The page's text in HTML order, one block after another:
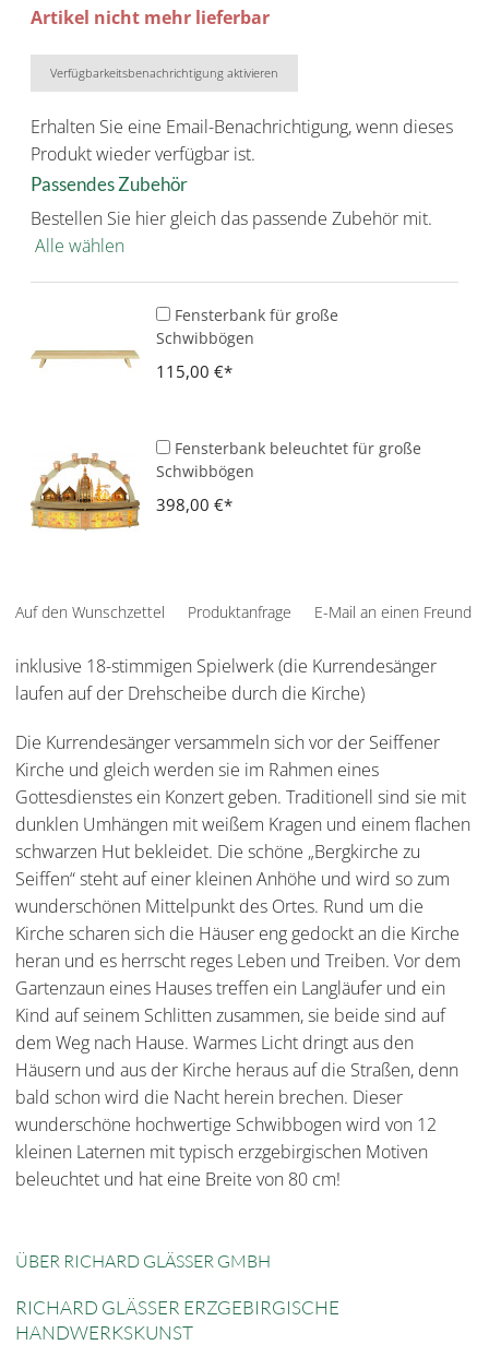
Artikel nicht mehr lieferbar
Verfügbarkeitsbenachrichtigung aktivieren
Erhalten Sie eine Email-Benachrichtigung, wenn dieses
Produkt wieder verfügbar ist.
Passendes Zubehör
Bestellen Sie hier gleich das passende Zubehör mit.
Alle wählen
Fensterbank für große
Schwibbögen
115,00 €
Fensterbank beleuchtet für große
Schwibbögen
398,00 €
Auf den Wunschzettel Produktanfrage E-Mail an einen Freund
inklusive 18-stimmigen Spielwerk (die Kurrendesänger
laufen auf der Drehscheibe durch die Kirche)
Die Kurrendesänger versammeln sich vor der Seiffener
Kirche und gleich werden sie im Rahmen eines
Gottesdienstes ein Konzert geben. Traditionell sind sie mit
dunklen Umhängen mit weißem Kragen und einem flachen
schwarzen Hut bekleidet. Die schöne „Bergkirche zu
Seiffen“ steht auf einer kleinen Anhöhe und wird so zum
wunderschönen Mittelpunkt des Ortes. Rund um die
Kirche scharen sich die Häuser eng gedockt an die Kirche
heran und es herrscht reges Leben und Treiben. Vor dem
Gartenzaun eines Hauses treffen ein Langläufer und ein
Kind auf seinem Schlitten zusammen, sie beide sind auf
dem Weg nach Hause. Warmes Licht dringt aus den
Häusern und aus der Kirche heraus auf die Straßen, denn
bald schon wird die Nacht herein brechen. Dieser
wunderschöne hochwertige Schwibbogen wird von 12
kleinen Laternen mit typisch erzgebirgischen Motiven
beleuchtet und hat eine Breite von 80 cm!
ÜBER RICHARD GLÄSSER GMBH
RICHARD GLÄSSER ERZGEBIRGISCHE
HANDWERKSKUNST